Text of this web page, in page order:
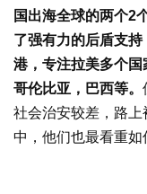
国出海全球的两个2
了强有力的后盾支
港，专注拉美多个国
哥伦比亚，巴西等。
社会治安较差，路
中，他们也最看重如